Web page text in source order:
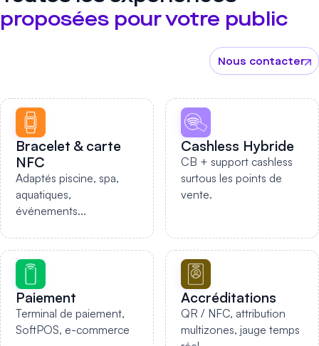
proposées pour votre public
Nous contacter
Bracelet & carte
NFC
Adaptés piscine, spa,
aquatiques,
événements...
Cashless Hybride
CB + support cashless
surtous les points de
vente.
Paiement
Terminal de paiement,
SoftPOS, e-commerce
Accréditations
QR / NFC, attribution
multizones, jauge temps